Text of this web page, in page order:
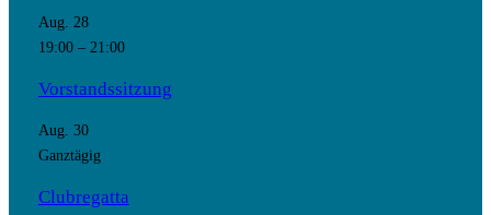
Aug. 28
19:00– 21:00
Vorstandssitzung
Aug. 30
Ganztägig
Clubregatta